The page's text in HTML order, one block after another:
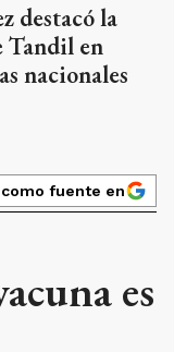
destacó la
Tandil en
nacionales
fuente en
es